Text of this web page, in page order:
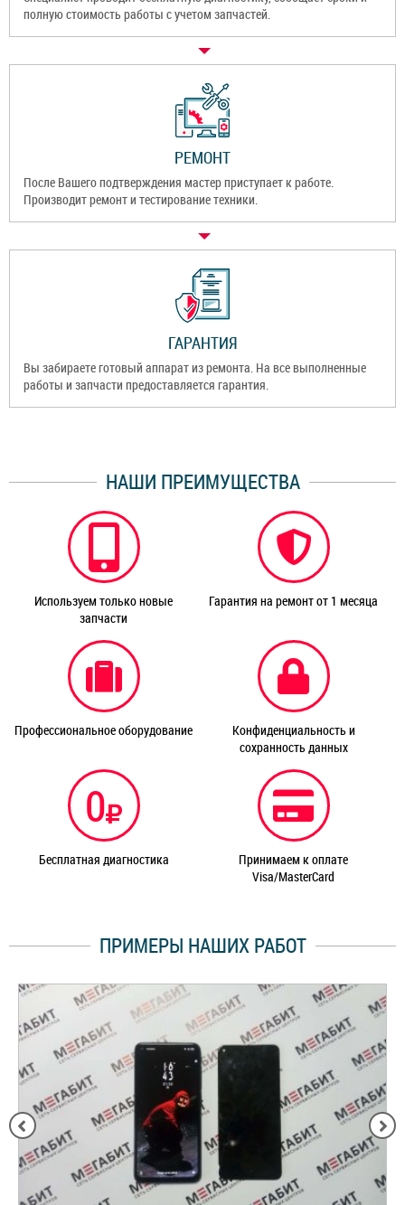
полную стоимость работы с учетом запчастей.
РЕМОНТ
После Вашего подтверждения мастер приступает к работе.
Производит ремонт и тестирование техники.
ГАРАНТИЯ
Вы забираете готовый аппарат из ремонта. На все выполненные
работы и запчасти предоставляется гарантия.
НАШИ ПРЕИМУЩЕСТВА
Используем только новые
запчасти
Гарантия на ремонт от 1 месяца
Профессиональное оборудование
Конфиденциальность и
сохранность данных
0
Бесплатная диагностика
Принимаем к оплате
Visa/MasterCard
ПРИМЕРЫ НАШИХ РАБОТ